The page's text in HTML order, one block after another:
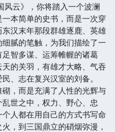
风云》，你将踏入一个波澜
本简单的史书，而是一次穿
汉末年那段群雄逐鹿、英雄
腻的笔触，为我们描绘了一
智多谋、运筹帷幄的诸葛
的关羽，有雄才大略、气吞
、志在复兴汉室的刘备。
，而是充满了人性的光辉与
世之中，权力、野心、忠
人都在用自己的方式书写命
，到三国鼎立的硝烟弥漫，